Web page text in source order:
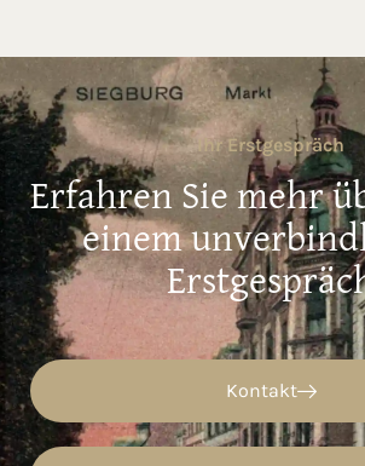
Ihr Erstgespräch
Erfahren Sie mehr
einem
Kontakt